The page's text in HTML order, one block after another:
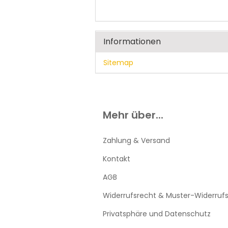
Informationen
Sitemap
Mehr über...
Zahlung & Versand
Kontakt
AGB
Widerrufsrecht & Muster-
Privatsphäre und Datenschutz